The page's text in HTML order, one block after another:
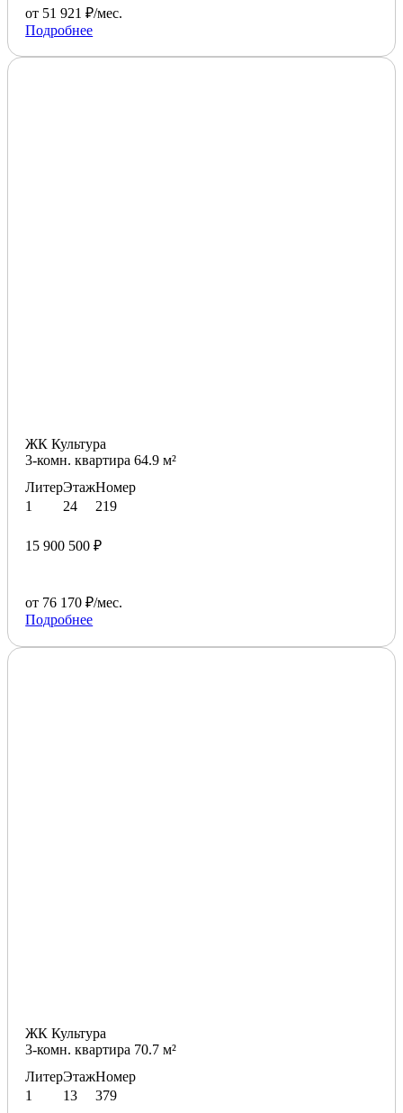
от 51 921 ₽/мес.
Подробнее
ЖК Культура
3-комн. квартира 64.9 м²
Литер
1
Этаж
24
Номер
219
15 900 500 ₽
от 76 170 ₽/мес.
Подробнее
ЖК Культура
3-комн. квартира 70.7 м²
Литер
1
Этаж
13
Номер
379